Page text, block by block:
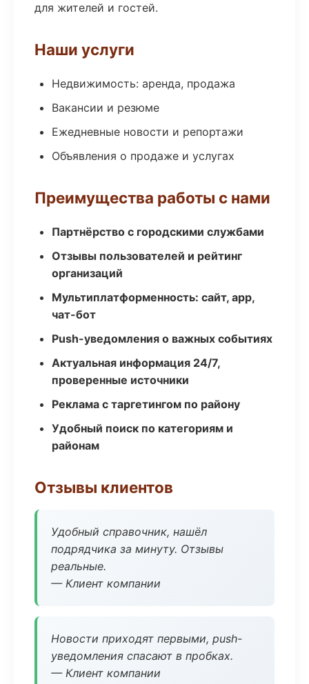
для жителей и гостей.
Наши услуги
Недвижимость: аренда, продажа
Вакансии и резюме
Ежедневные новости и репортажи
Объявления о продаже и услугах
Преимущества работы с нами
Партнёрство с городскими службами
Отзывы пользователей и рейтинг
организаций
Мультиплатформенность: сайт, app,
чат-бот
Push-уведомления о важных событиях
Актуальная информация 24/7,
проверенные источники
Реклама с таргетингом по району
Удобный поиск по категориям и
районам
Отзывы клиентов
Удобный справочник, нашёл
подрядчика за минуту. Отзывы
реальные.
— Клиент компании
Новости приходят первыми, push-
уведомления спасают в пробках.
— Клиент компании